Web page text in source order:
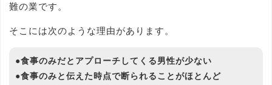
難の業です。
そこには次のような理由があります。
●食事のみだとアプローチしてくる男性が少ない
●食事のみと伝えた時点で断られることがほとんど